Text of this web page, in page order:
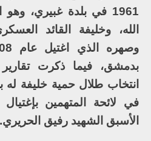
1961 في بلدة غبيري،
الله، وخليفة القائد
بدمشق، فيما ذكرت تقارير
انتخاب طلال حمية خليفة له
في لائحة المتهمين بإغتيال
الأسبق الشهيد رفيق الحريري.